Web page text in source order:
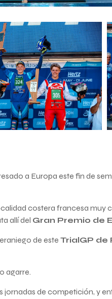
a Europa este fin de
costera francesa muy
allí del Gran Premio de
de esteTrialGP de
agarre.
jornadas de competición, y